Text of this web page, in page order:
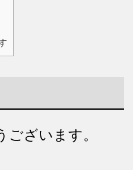
ざいます。